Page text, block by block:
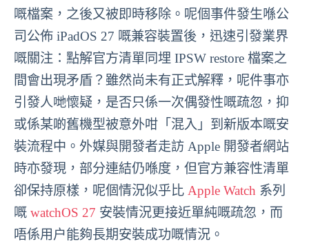
嘅檔案，之後又被即時移除。呢個事件發生喺公
司公佈 iPadOS 27 嘅兼容裝置後，迅速引發業界
嘅關注：點解官方清單同埋 IPSW restore 檔案之
間會出現矛盾？雖然尚未有正式解釋，呢件事亦
引發人哋懷疑，是否只係一次偶發性嘅疏忽，抑
或係某啲舊機型被意外咁「混入」到新版本嘅安
裝流程中。外媒與開發者走訪 Apple 開發者網站
時亦發現，部分連結仍喺度，但官方兼容性清單
卻保持原樣，呢個情況似乎比 Apple Watch 系列
嘅 watchOS 27 安裝情況更接近單純嘅疏忽，而
唔係用户能夠長期安裝成功嘅情況。